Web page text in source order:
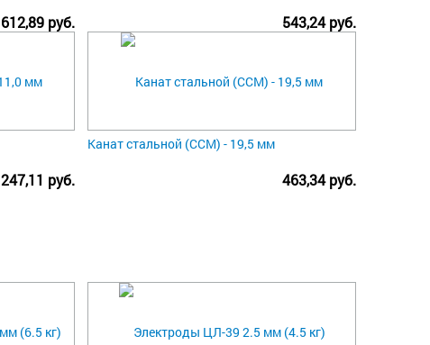
612,89 руб. 543,24 руб.
247,11 руб.
Канат стальной (ССМ) - 19,5 мм
463,34 руб.